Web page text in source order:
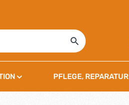
PFLEGE, REPARATUR